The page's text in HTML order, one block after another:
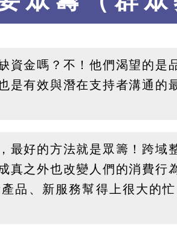
資金嗎？不！他們渴望的
是有效與潛在支持者溝通
最好的方法就是眾籌！跨
真之外也改變人們的消費
品、新服務幫得上很大的